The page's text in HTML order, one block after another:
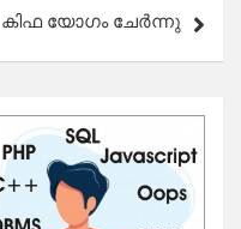
കിഫ യോഗം ചേർന്നു